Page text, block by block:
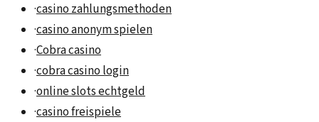
·casino zahlungsmethoden
·casino anonym spielen
·Cobra casino
·cobra casino login
·online slots echtgeld
·casino freispiele